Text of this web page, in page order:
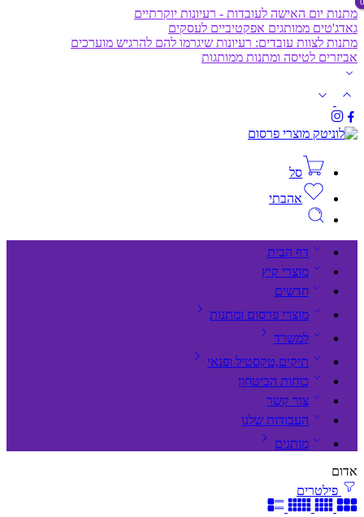
מתנות יום האישה לעובדות - רעיונות יוקרתיים
גאדג'טים ממותגים אפקטיביים לעסקים
מתנות לצוות עובדים: רעיונות שיגרמו להם להרגיש מוערכים
אביזרים לטיסה ומתנות ממותגות
סל
אהבתי
דף הבית
מוצרי קיץ
חדשים
מוצרי פרסום ומתנות
למשרד
תיקים,טקסטיל ופנאי
כוחות הביטחון
צור קשר
העבודות שלנו
מותגים
אדום
פילטרים